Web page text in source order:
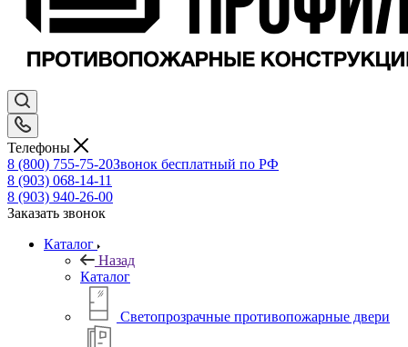
Телефоны
8 (800) 755-75-20Звонок бесплатный по РФ
8 (903) 068-14-11
8 (903) 940-26-00
Заказать звонок
Каталог
Назад
Каталог
Светопрозрачные противопожарные двери